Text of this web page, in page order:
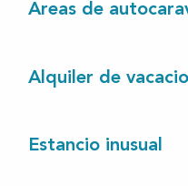
Areas de
Alquiler de
Estancio inusual
Lacs
en-Born
80